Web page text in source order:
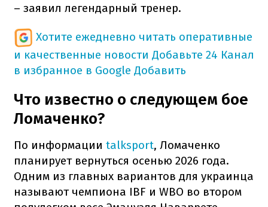
– заявил легендарный тренер.
Хотите ежедневно читать оперативные
и качественные новости Добавьте 24 Канал
в избранное в Google Добавить
Что известно о следующем бое
Ломаченко?
По информации talksport, Ломаченко
планирует вернуться осенью 2026 года.
Одним из главных вариантов для украинца
называют чемпиона IBF и WBO во втором